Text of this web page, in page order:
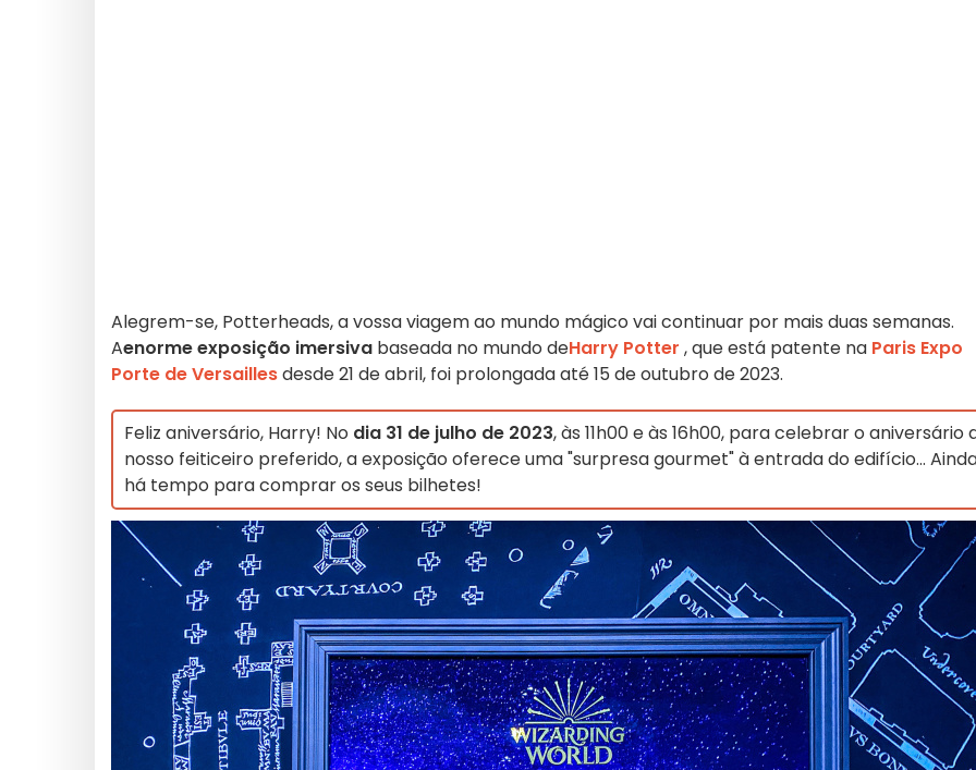
Alegrem-se, Potterheads, a vossa viagem ao mundo mágico vai continuar por mais duas semanas.
Aenorme exposição imersiva baseada no mundo deHarry Potter , que está patente na Paris Expo
Porte de Versaillesdesde 21 de abril, foi prolongada até 15 de outubro de 2023.
Feliz aniversário, Harry! No dia 31 de julho de 2023, às 11h00 e às 16h00, para celebrar o aniversário
nosso feiticeiro preferido, a exposição oferece uma "surpresa gourmet" à entrada do edifício...
há tempo para comprar os seus bilhetes!